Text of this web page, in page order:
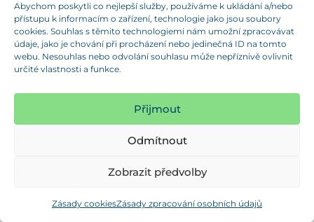
Abychom poskytli co nejlepší služby, používáme k ukládání a/nebo
přístupu k informacím o zařízení, technologie jako jsou soubory
cookies. Souhlas s těmito technologiemi nám umožní zpracovávat
údaje, jako je chování při procházení nebo jedinečná ID na tomto
webu. Nesouhlas nebo odvolání souhlasu může nepříznivě ovlivnit
určité vlastnosti a funkce.
Přijmout
Odmítnout
Zobrazit předvolby
Zásady cookiesZásady zpracování osobních údajů
Objednací číslo: VL 50x50x0,8-3
A: 50 (1 31/32")
H: 5
H1: 3
L: 14.5
t: 0,8-3
bílá (RAL 9003)